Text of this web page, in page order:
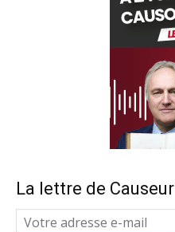
La lettre de Causeur